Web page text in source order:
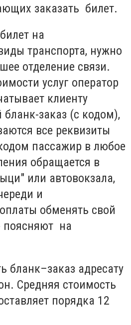
заказать билет.
на
транспорта, нужно
отделение связи.
услуг оператор
клиенту
бланк-заказ (с кодом),
все реквизиты
пассажир в любое
обращается в
или автовокзала,
и
обменять свой
поясняют на
бланк–заказ адресату
Средняя стоимость
порядка 12